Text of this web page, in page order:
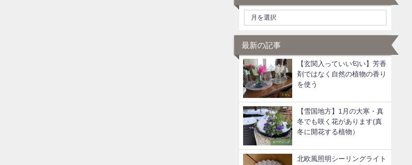
最新の記事
くらし
【玄関入っていい匂い】芳香
剤ではなく自然の植物の香り
を使う
ガーデニング
【雪国地方】1月の大寒・真
冬でも咲く花があります(真
冬に開花する植物）
北欧風照明シーリングライト